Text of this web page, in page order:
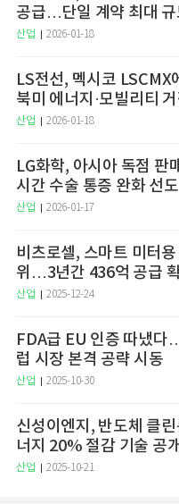
공급…단일 계약 최대 규
산업 2026-01-18
LS전선, 멕시코 LSCMX
북미 에너지·모빌리티
산업 2026-01-18
LG화학, 아시아 독점 판
시간 수술 통증 완화 선도
산업 2026-01-17
비츠로셀, 스마트 미터
위…3년간 436억 공급
산업 2025-12-24
FDA급 EU 인증 따냈다
럽 시장 본격 공략 시동
산업 2025-10-30
신성이엔지, 반도체 클
너지 20% 절감 기술 공개
산업 2025-10-21